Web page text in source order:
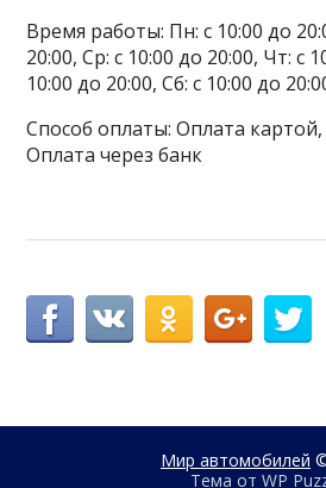
Время работы: Пн: с 10:00 до
20:00, Ср: с 10:00 до 20:00, Чт: с
10:00 до 20:00, Сб: с 10:00 до
Способ оплаты: Оплата
Оплата через банк
Мир автомобилей
Тема от WP